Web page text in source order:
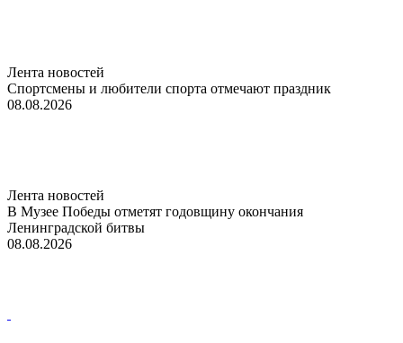
Лента новостей
Спортсмены и любители спорта отмечают праздник
08.08.2026
Лента новостей
В Музее Победы отметят годовщину окончания
Ленинградской битвы
08.08.2026